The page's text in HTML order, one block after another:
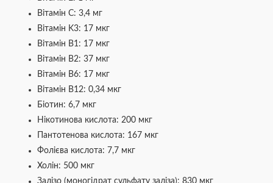
Вітамін C: 3,4 мг
Вітамін K3: 17 мкг
Вітамін B1: 17 мкг
Вітамін B2: 37 мкг
Вітамін B6: 17 мкг
Вітамін B12: 0,34 мкг
Біотин: 6,7 мкг
Нікотинова кислота: 200 мкг
Пантотенова кислота: 167 мкг
Фолієва кислота: 7,7 мкг
Холін: 500 мкг